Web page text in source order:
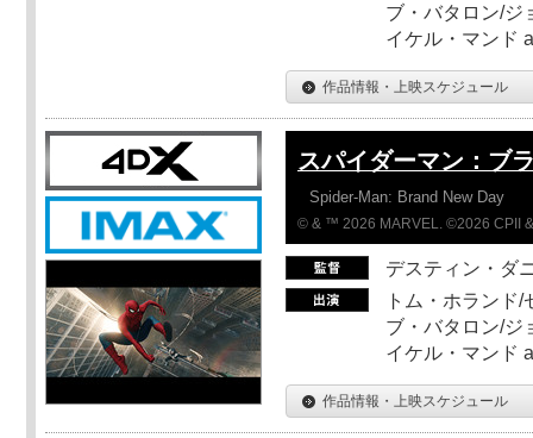
ブ・バタロン/ジ
イケル・マンド
作品情報・上映スケジュール
スパイダーマン：ブ
Spider-Man: Brand New Day
© & ™ 2026 MARVEL. ©2026 CPII
デスティン・ダ
トム・ホランド
ブ・バタロン/ジ
イケル・マンド
作品情報・上映スケジュール